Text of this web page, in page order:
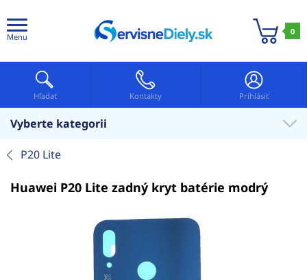
Menu
0
Hľadať Kontakty Prihlásiť
Vyberte kategorii
P20 Lite
Huawei P20 Lite zadný kryt batérie modrý